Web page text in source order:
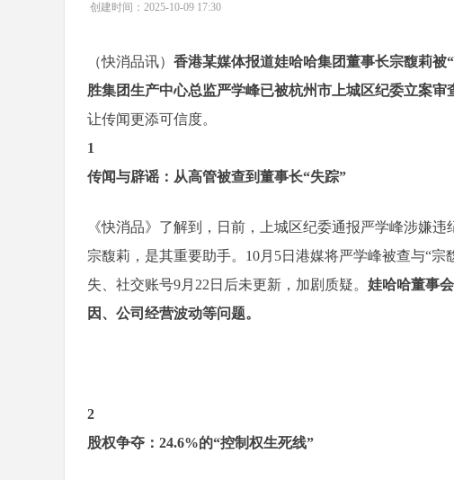
（快消品讯） 香港某媒体报道娃哈哈集团董事长宗馥莉
胜集团生产中心总监严学峰已被杭州市上城区纪委立案审
让传闻更添可信度。
1
传闻与辟谣：从高管被查到董事长“失踪”
《快消品》了解到，日前，上城区纪委通报严学峰涉嫌
宗馥莉，是其重要助手。10月5日港媒将严学峰被查与“
失、社交账号9月22日后未更新，加剧质疑。 娃哈哈董事
因、公司经营波动等问题。
2
股权争夺：24.6%的“控制权生死线”
创建时间： 2025-10-09 17:30